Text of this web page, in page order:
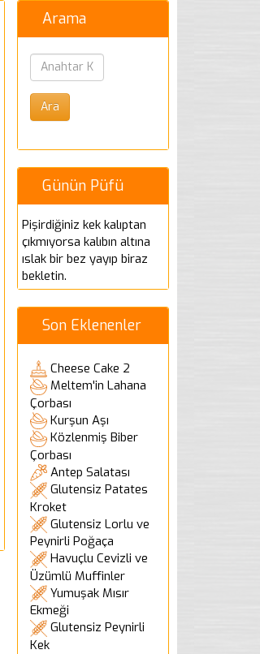
Arama
Günün Püfü
Pişirdiğiniz kek kalıptan
çıkmıyorsa kalıbın altına
ıslak bir bez yayıp biraz
bekletin.
Son Eklenenler
Cheese Cake 2
Meltem'in Lahana
Çorbası
Kurşun Aşı
Közlenmiş Biber
Çorbası
Antep Salatası
Glutensiz Patates
Kroket
Glutensiz Lorlu ve
Peynirli Poğaça
Havuçlu Cevizli ve
Üzümlü Muffinler
Yumuşak Mısır
Ekmeği
Glutensiz Peynirli
Kek